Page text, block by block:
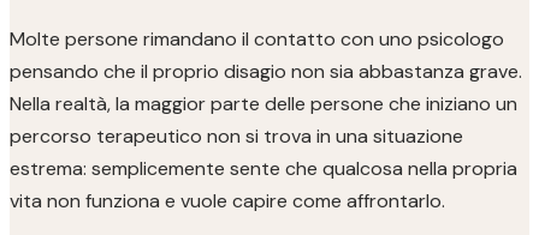
Molte persone rimandano il contatto con uno psicologo
pensando che il proprio disagio non sia abbastanza grave.
Nella realtà, la maggior parte delle persone che iniziano un
percorso terapeutico non si trova in una situazione
estrema: semplicemente sente che qualcosa nella propria
vita non funziona e vuole capire come affrontarlo.